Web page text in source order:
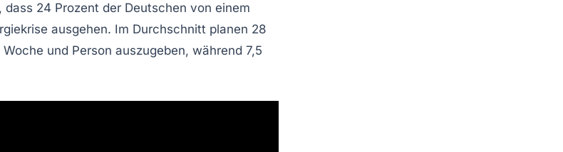
24 Prozent der Deutschen von einem
ausgehen. Im Durchschnitt planen 28
Woche und Person auszugeben, während 7,5